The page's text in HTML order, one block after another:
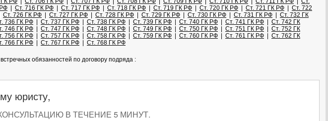
Ст. 716 ГК РФ Ст. 717 ГК РФ Ст. 718 ГК РФ Ст. 719 ГК РФ Ст. 720 ГК РФ Ст. 721 ГК РФ
Ст. 722
Ст. 726 ГК РФ Ст. 727 ГК РФ Ст. 728 ГК РФ Ст. 729 ГК РФ Ст. 730 ГК РФ Ст. 731 ГК РФ
Ст. 732 ГК
736 ГК РФ Ст. 737 ГК РФ Ст. 738 ГК РФ Ст. 739 ГК РФ Ст. 740 ГК РФ Ст. 741 ГК РФ
Ст. 742 ГК
746 ГК РФ Ст. 747 ГК РФ Ст. 748 ГК РФ Ст. 749 ГК РФ Ст. 750 ГК РФ Ст. 751 ГК РФ
Ст. 752 ГК
756 ГК РФ Ст. 757 ГК РФ Ст. 758 ГК РФ Ст. 759 ГК РФ Ст. 760 ГК РФ Ст. 761 ГК РФ
Ст. 762 ГК
766 ГК РФ Ст. 767 ГК РФ Ст. 768 ГК РФ
обязанностей по договору подряда :
юристу,
В ТЕЧЕНИЕ 5 МИНУТ.